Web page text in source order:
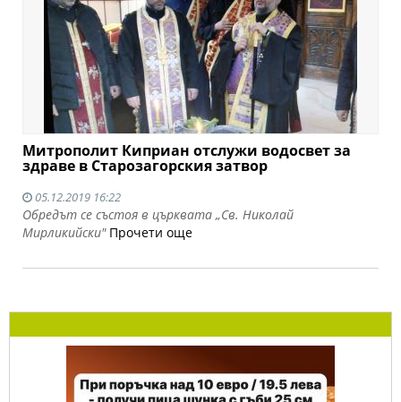
Митрополит Киприан отслужи водосвет за
здраве в Старозагорския затвор
05.12.2019 16:22
Обредът се състоя в църквата „Св. Николай
Мирликийски" Прочети още